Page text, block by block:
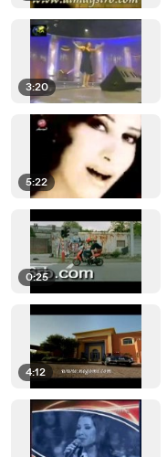
3:20
5:22
0:25
4:12